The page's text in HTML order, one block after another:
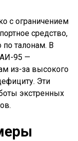
с ограничением
средство,
по талонам. В
АИ-95 —
из-за высокого
Эти
экстренных